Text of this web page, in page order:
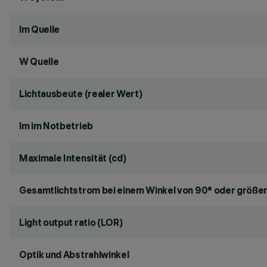
lm Quelle
W Quelle
Lichtausbeute (realer Wert)
lm im Notbetrieb
Maximale Intensität (cd)
Gesamtlichtstrom bei einem Winkel von 90° oder
Light output ratio (LOR)
Optik und Abstrahlwinkel